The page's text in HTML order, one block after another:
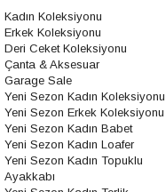
Kadın Koleksiyonu
Erkek Koleksiyonu
Deri Ceket Koleksiyonu
Çanta & Aksesuar
Garage Sale
Yeni Sezon Kadın Koleksiyonu
Yeni Sezon Erkek Koleksiyonu
Yeni Sezon Kadın Babet
Yeni Sezon Kadın Loafer
Yeni Sezon Kadın Topuklu
Ayakkabı